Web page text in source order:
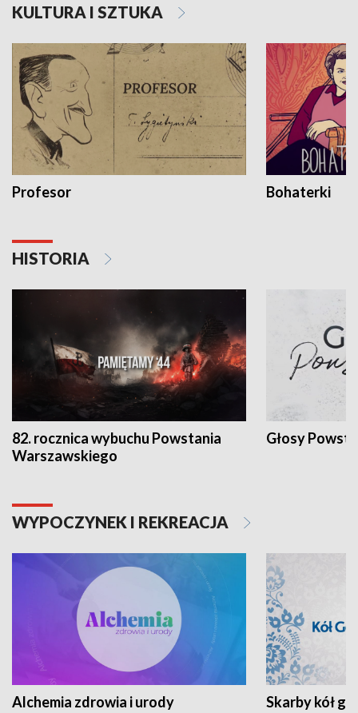
KULTURA I SZTUKA
Profesor Bohaterki
HISTORIA
82. rocznica wybuchu Powstania
Warszawskiego
Głosy
WYPOCZYNEK I REKREACJA
Alchemia zdrowia i urody Skarby kół